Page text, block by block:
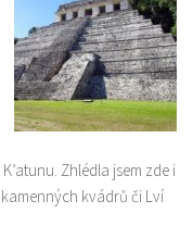
Zhlédla jsem zde i
kvádrů či Lví